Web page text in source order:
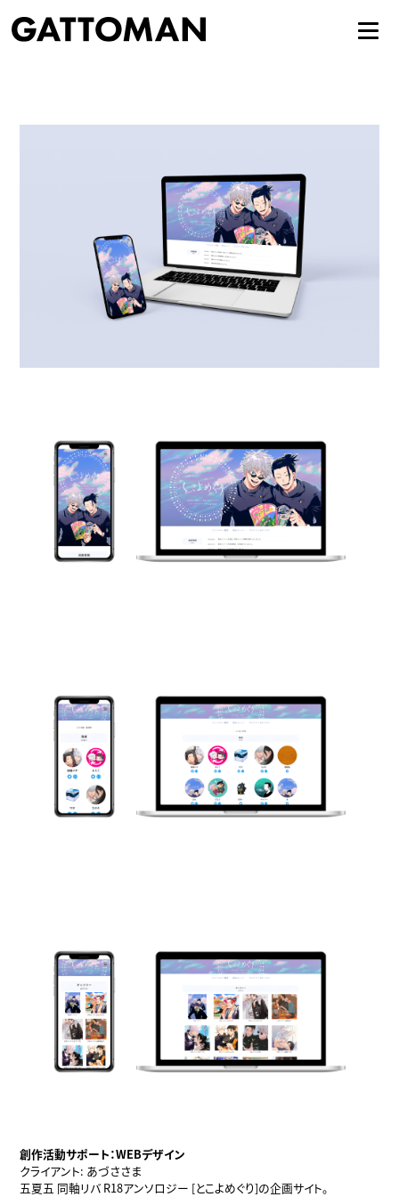
創作活動サポート：WEBデザイン
クライアント: あづささま
五夏五 同軸リバ R18アンソロジー [とこよめぐり]の企画サイト。